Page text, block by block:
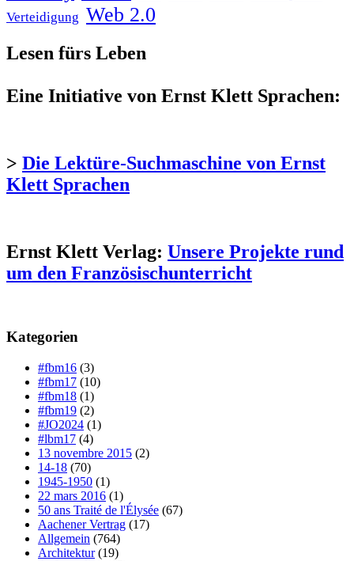
Verteidigung Web 2.0
Lesen fürs Leben
Eine Initiative von Ernst Klett Sprachen:
> Die Lektüre-Suchmaschine von Ernst
Klett Sprachen
Ernst Klett Verlag: Unsere Projekte rund
um den Französischunterricht
Kategorien
#fbm16 (3)
#fbm17 (10)
#fbm18 (1)
#fbm19 (2)
#JO2024 (1)
#lbm17 (4)
13 novembre 2015 (2)
14-18 (70)
1945-1950 (1)
22 mars 2016 (1)
50 ans Traité de l'Élysée (67)
Aachener Vertrag (17)
Allgemein (764)
Architektur(19)